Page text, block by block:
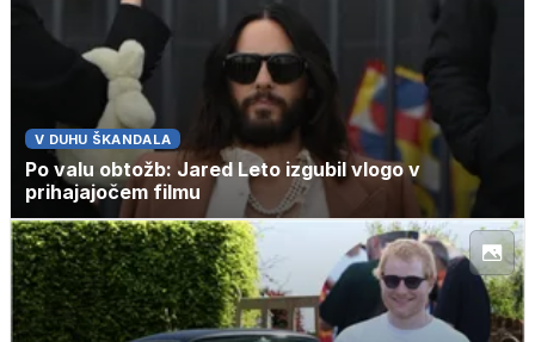
V DUHU ŠKANDALA
Po valu obtožb: Jared Leto izgubil vlogo v
prihajajočem filmu